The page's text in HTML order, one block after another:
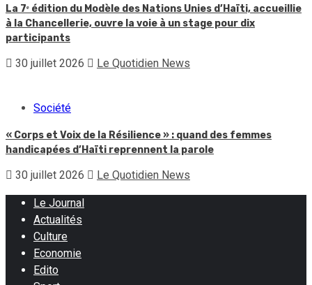
La 7ᵉ édition du Modèle des Nations Unies d’Haïti, accueillie
à la Chancellerie, ouvre la voie à un stage pour dix
participants
30 juillet 2026 Le Quotidien News
Société
« Corps et Voix de la Résilience » : quand des femmes
handicapées d’Haïti reprennent la parole
30 juillet 2026 Le Quotidien News
Le Journal
Actualités
Culture
Economie
Edito